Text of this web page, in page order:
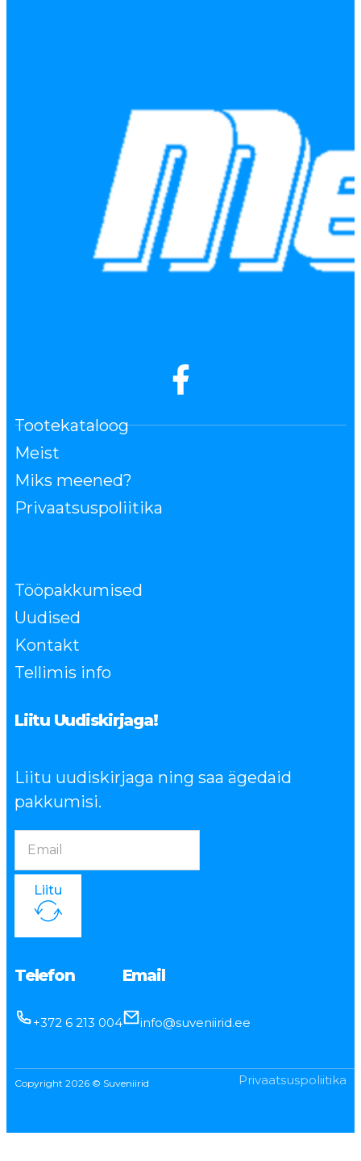
Tootekataloog
Meist
Miks meened?
Privaatsuspoliitika
Tööpakkumised
Uudised
Kontakt
Tellimis info
Liitu Uudiskirjaga!
Liitu uudiskirjaga ning saa ägedaid
pakkumisi.
Liitu
Telefon
+372 6 213 004
Email
info@suveniirid.ee
Copyright 2026 © Suveniirid Privaatsuspoliitika